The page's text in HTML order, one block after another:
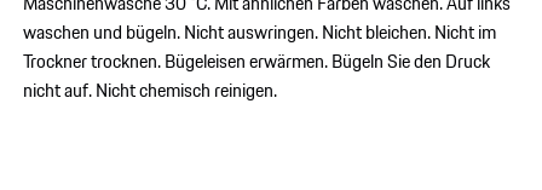
waschen und bügeln. Nicht auswringen. Nicht bleichen. Nicht im
Trockner trocknen. Bügeleisen erwärmen. Bügeln Sie den Druck
nicht auf. Nicht chemisch reinigen.